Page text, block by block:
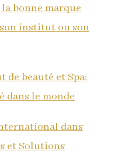
bonne marque
institut ou son
beauté et Spa:
dans le monde
dans
et Solutions